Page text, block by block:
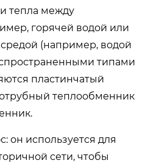
тепла между
горячей водой или
(например, водой
типами
пластинчатый
теплообменник
он используется для
сети, чтобы